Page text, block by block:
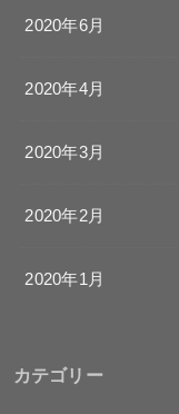
2020年6月
2020年4月
2020年3月
2020年2月
2020年1月
カテゴリー